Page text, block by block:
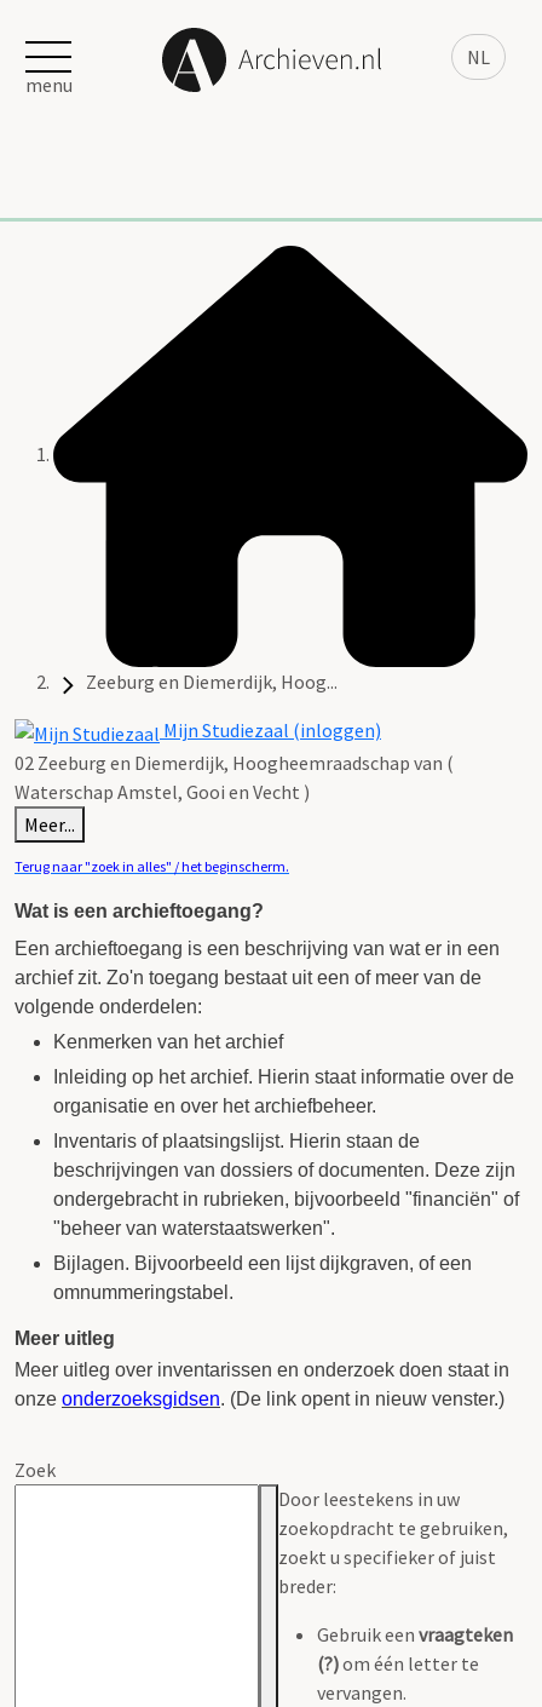
NL
menu
Zeeburg en Diemerdijk, Hoog...
Mijn Studiezaal (inloggen)
02 Zeeburg en Diemerdijk, Hoogheemraadschap van (
Waterschap Amstel, Gooi en Vecht )
Meer...
Terug naar "zoek in alles" / het beginscherm.
Wat is een archieftoegang?
Een archieftoegang is een beschrijving van wat er in een
archief zit. Zo'n toegang bestaat uit een of meer van de
volgende onderdelen:
Kenmerken van het archief
Inleiding op het archief. Hierin staat informatie over de
organisatie en over het archiefbeheer.
Inventaris of plaatsingslijst. Hierin staan de
beschrijvingen van dossiers of documenten. Deze zijn
ondergebracht in rubrieken, bijvoorbeeld "financiën" of
"beheer van waterstaatswerken".
Bijlagen. Bijvoorbeeld een lijst dijkgraven, of een
omnummeringstabel.
Meer uitleg
Meer uitleg over inventarissen en onderzoek doen staat in
onze onderzoeksgidsen. (De link opent in nieuw venster.)
Zoek
Door leestekens in uw
zoekopdracht te gebruiken,
zoekt u specifieker of juist
breder:
Gebruik een vraagteken
(?)om één letter te
vervangen.